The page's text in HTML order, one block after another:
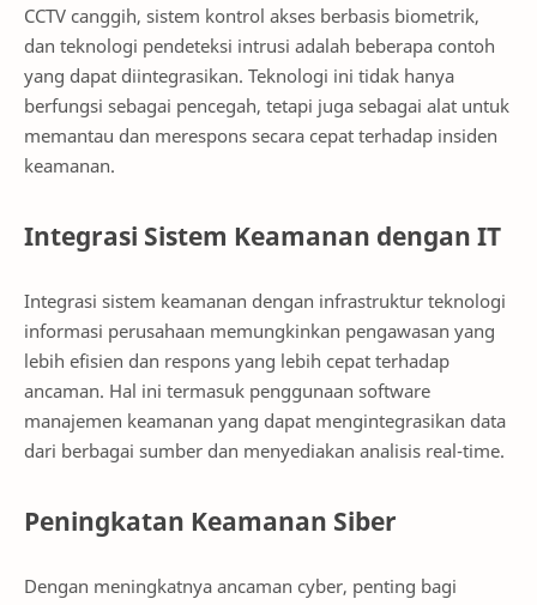
CCTV canggih, sistem kontrol akses berbasis biometrik,
dan teknologi pendeteksi intrusi adalah beberapa contoh
yang dapat diintegrasikan. Teknologi ini tidak hanya
berfungsi sebagai pencegah, tetapi juga sebagai alat untuk
memantau dan merespons secara cepat terhadap insiden
keamanan.
Integrasi Sistem Keamanan dengan IT
Integrasi sistem keamanan dengan infrastruktur teknologi
informasi perusahaan memungkinkan pengawasan yang
lebih efisien dan respons yang lebih cepat terhadap
ancaman. Hal ini termasuk penggunaan software
manajemen keamanan yang dapat mengintegrasikan data
dari berbagai sumber dan menyediakan analisis real-time.
Peningkatan Keamanan Siber
Dengan meningkatnya ancaman cyber, penting bagi